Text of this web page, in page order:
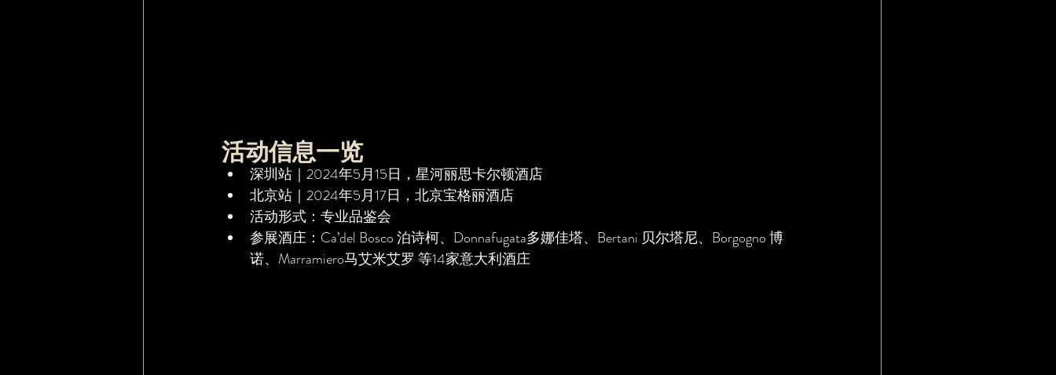
活动信息一览
深圳站｜2024年5月15日，星河丽思卡尔顿酒店
北京站｜2024年5月17日，北京宝格丽酒店
活动形式：专业品鉴会
参展酒庄：Ca’del Bosco 泊诗柯、Donnafugata多娜佳塔、Bertani 贝尔塔尼、Borgogno 博
诺、Marramiero马艾米艾罗 等14家意大利酒庄